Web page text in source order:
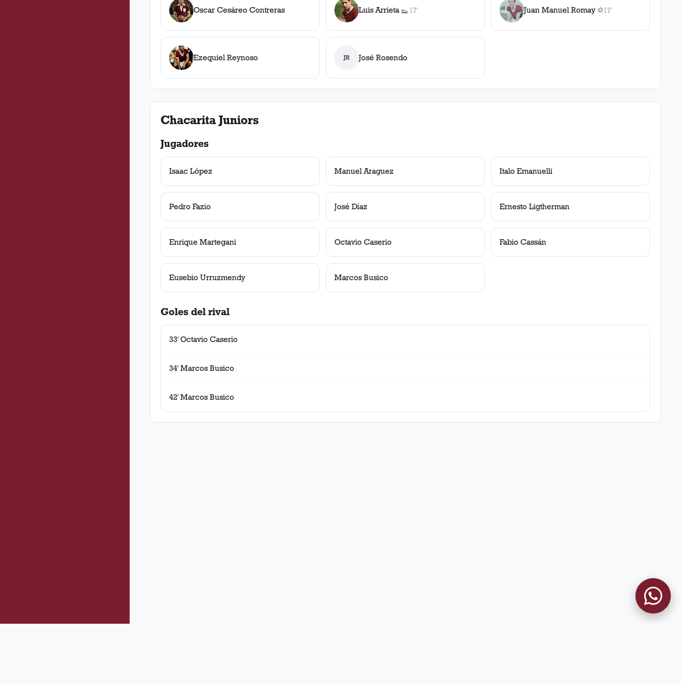
Oscar Cesáreo Contreras Luis Arrieta 👟
1asistencia
17' Juan Manuel Romay ⚽
1gol
17'
Ezequiel Reynoso JR José Rosendo
Chacarita Juniors
Jugadores
Isaac López Manuel Araguez Italo Emanuelli
Pedro Fazio José Díaz Ernesto Ligtherman
Enrique Martegani Octavio Caserio Fabio Cassán
Eusebio Urruzmendy Marcos Busico
Goles del rival
33' Octavio Caserio
34' Marcos Busico
42' Marcos Busico